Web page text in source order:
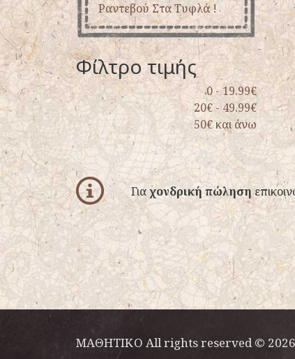
Ραντεβού Στα Τυφλά !
Φίλτρο τιμής
0 - 19.99€
20€ - 49.99€
50€ και άνω
info Γιαχονδρική πώληση
ΜΑΘΗΤΙΚΟ All rights reserved ©